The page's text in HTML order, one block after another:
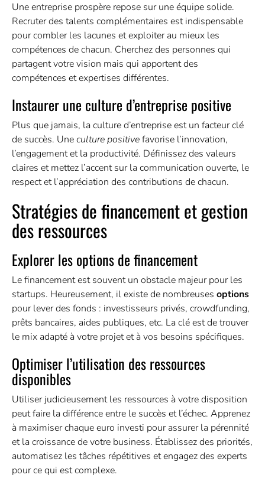
Une entreprise prospère repose sur une équipe solide.
Recruter des talents complémentaires est indispensable
pour combler les lacunes et exploiter au mieux les
compétences de chacun. Cherchez des personnes qui
partagent votre vision mais qui apportent des
compétences et expertises différentes.
Instaurer une culture d’entreprise positive
Plus que jamais, la culture d’entreprise est un facteur clé
de succès. Uneculture positivefavorise l’innovation,
l’engagement et la productivité. Définissez des valeurs
claires et mettez l’accent sur la communication ouverte, le
respect et l’appréciation des contributions de chacun.
Stratégies de financement et gestion
des ressources
Explorer les options de financement
Le financement est souvent un obstacle majeur pour les
startups. Heureusement, il existe de nombreuses options
pour lever des fonds : investisseurs privés, crowdfunding,
prêts bancaires, aides publiques, etc. La clé est de trouver
le mix adapté à votre projet et à vos besoins spécifiques.
Optimiser l’utilisation des ressources
disponibles
Utiliser judicieusement les ressources à votre disposition
peut faire la différence entre le succès et l’échec. Apprenez
à maximiser chaque euro investi pour assurer la pérennité
et la croissance de votre business. Établissez des priorités,
automatisez les tâches répétitives et engagez des experts
pour ce qui est complexe.